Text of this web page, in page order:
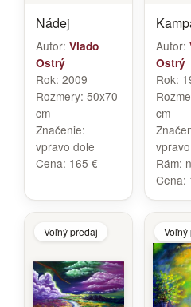
Nádej
Autor: Vlado
Ostrý
Rok: 2009
Rozmery: 50x70
cm
Značenie:
vpravo dole
Cena: 165 €
Autor:
Ostrý
Rok:
cm
Rám:
Cena:
Voľný predaj Voľný